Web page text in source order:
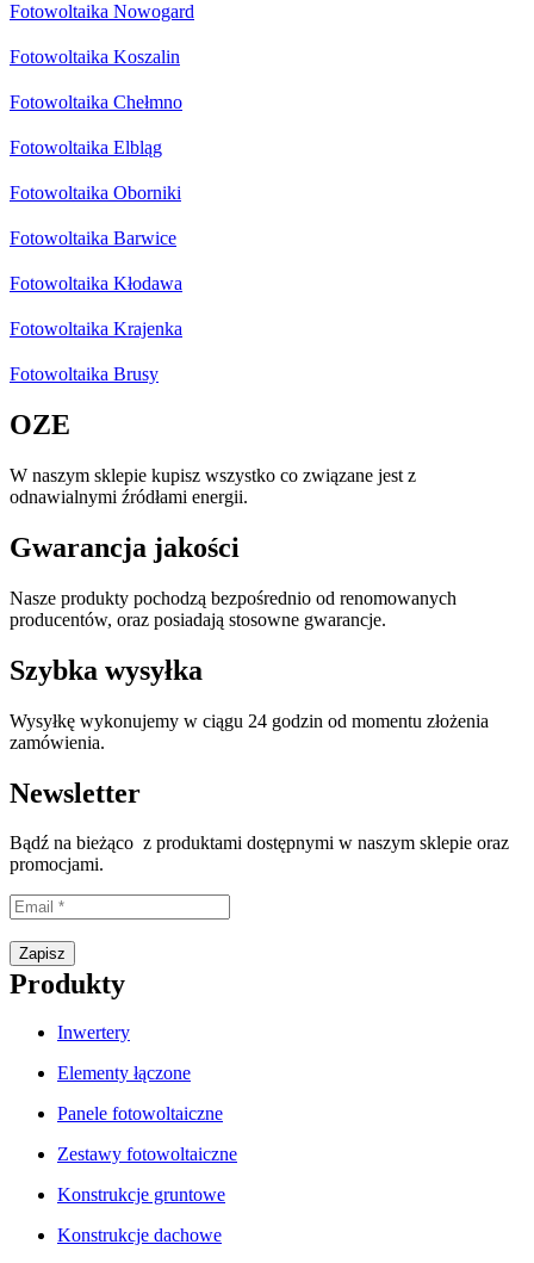
Fotowoltaika Nowogard
Fotowoltaika Koszalin
Fotowoltaika Chełmno
Fotowoltaika Elbląg
Fotowoltaika Oborniki
Fotowoltaika Barwice
Fotowoltaika Kłodawa
Fotowoltaika Krajenka
Fotowoltaika Brusy
OZE
W naszym sklepie kupisz wszystko co związane jest z
odnawialnymi źródłami energii.
Gwarancja jakości
Nasze produkty pochodzą bezpośrednio od renomowanych
producentów, oraz posiadają stosowne gwarancje.
Szybka wysyłka
Wysyłkę wykonujemy w ciągu 24 godzin od momentu złożenia
zamówienia.
Newsletter
Bądź na bieżąco z produktami dostępnymi w naszym sklepie oraz
promocjami.
Zapisz
Produkty
Inwertery
Elementy łączone
Panele fotowoltaiczne
Zestawy fotowoltaiczne
Konstrukcje gruntowe
Konstrukcje dachowe